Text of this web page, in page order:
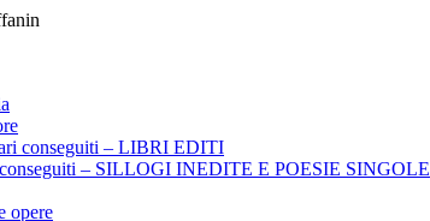
conseguiti – LIBRI EDITI
– SILLOGI INEDITE E POESIE SINGOLE
opere